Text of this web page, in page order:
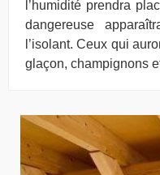
l’humidité prendra
dangereuse
l’isolant. Ceux qui
glaçon, champignons